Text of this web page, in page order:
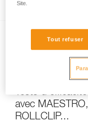
Tests
avec
ROLLCLIP...
Site.
Tout refuser